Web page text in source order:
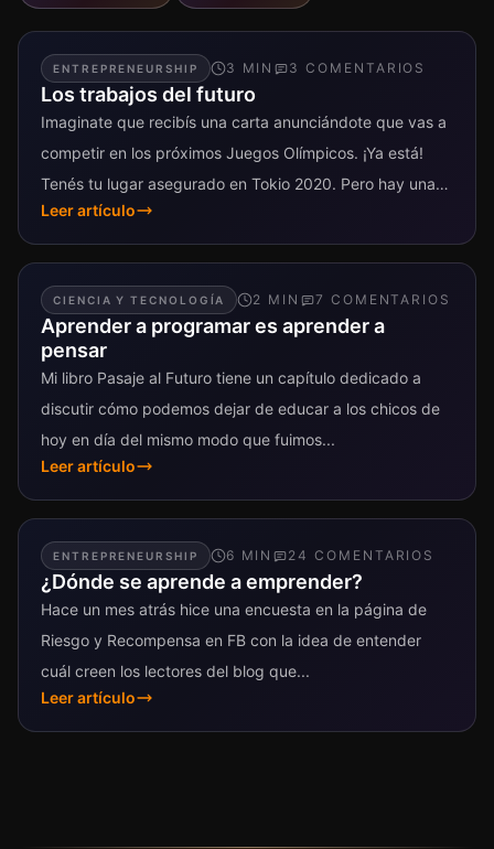
ENTREPRENEURSHIP 3 MIN 3 COMENTARIO S
Los trabajos del futuro
Imaginate que recibís una carta anunciándote que vas a
competir en los próximos Juegos Olímpicos. ¡Ya está!
Tenés tu lugar asegurado en Tokio 2020. Pero hay una
salvedad:...
Leer artículo
CIENCIA Y TECNOLOGÍA 2 MIN 7 COMENTARIO S
Aprender a programar es aprender a
pensar
Mi libro Pasaje al Futuro tiene un capítulo dedicado a
discutir cómo podemos dejar de educar a los chicos de
hoy en día del mismo modo que fuimos...
Leer artículo
ENTREPRENEURSHIP 6 MIN 24 COMENTARIO S
¿Dónde se aprende a emprender?
Hace un mes atrás hice una encuesta en la página de
Riesgo y Recompensa en FB con la idea de entender
cuál creen los lectores del blog que...
Leer artículo